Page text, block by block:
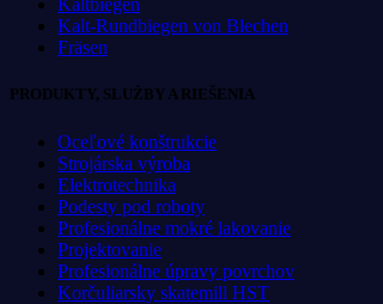
Kaltbiegen
Kalt-Rundbiegen von Blechen
Fräsen
PRODUKTY, SLUŽBY A RIEŠENIA
Oceľové konštrukcie
Strojárska výroba
Elektrotechnika
Podesty pod roboty
Profesionálne mokré lakovanie
Projektovanie
Profesionálne úpravy povrchov
Korčuliarsky skatemill HST